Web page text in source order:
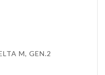
M, GEN.2